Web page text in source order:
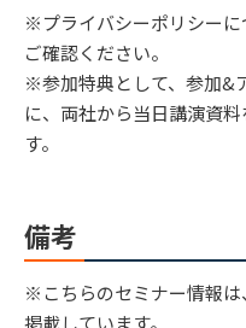
※プライバシーポリシーに
ご確認ください。
※参加特典として、参加&
に、両社から当日講演資
す。
備考
※こちらのセミナー情報
掲載しています。